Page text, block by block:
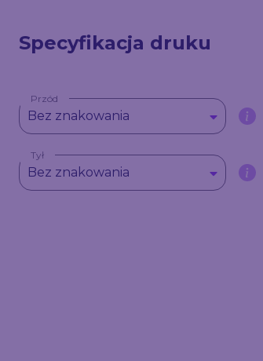
Specyfikacja druku
Przód
Bez znakowania
Tył
Bez znakowania